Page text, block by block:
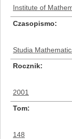
Institute of
Czasopismo
Studia
Rocznik
2001
Tom
148